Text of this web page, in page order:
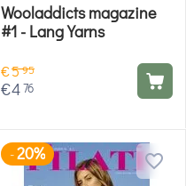
Wooladdicts magazine
#1 - Lang Yarns
€595
€476
-20%